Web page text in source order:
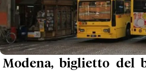
Modena, biglietto del